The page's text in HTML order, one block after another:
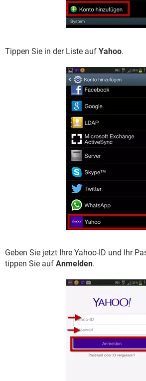
Tippen Sie in der Liste auf Yahoo.
Geben Sie jetzt Ihre Yahoo-ID und Ihr
tippen Sie auf Anmelden.